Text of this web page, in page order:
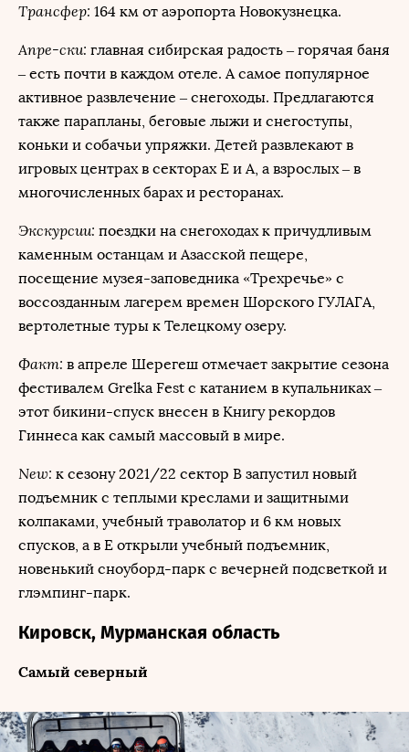
Трансфер: 164 км от аэропорта Новокузнецка.
Апре-ски: главная сибирская радость – горячая баня
– есть почти в каждом отеле. А самое популярное
активное развлечение – снегоходы. Предлагаются
также парапланы, беговые лыжи и снегоступы,
коньки и собачьи упряжки. Детей развлекают в
игровых центрах в секторах Е и А, а взрослых – в
многочисленных барах и ресторанах.
Экскурсии: поездки на снегоходах к причудливым
каменным останцам и Азасской пещере,
посещение музея-заповедника «Трехречье» с
воссозданным лагерем времен Шорского ГУЛАГА,
вертолетные туры к Телецкому озеру.
Факт: в апреле Шерегеш отмечает закрытие сезона
фестивалем Grelka Fest с катанием в купальниках –
этот бикини-спуск внесен в Книгу рекордов
Гиннеса как самый массовый в мире.
New: к сезону 2021/22 сектор В запустил новый
подъемник с теплыми креслами и защитными
колпаками, учебный траволатор и 6 км новых
спусков, а в Е открыли учебный подъемник,
новенький сноуборд-парк с вечерней подсветкой и
глэмпинг-парк.
Кировск, Мурманская область
Самый северный